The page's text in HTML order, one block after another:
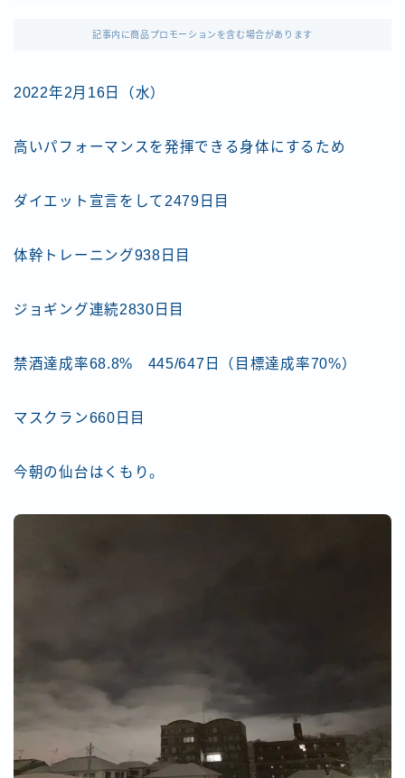
記事内に商品プロモーションを含む場合があります
2022年2月16日（水）
高いパフォーマンスを発揮できる身体にするため
ダイエット宣言をして2479日目
体幹トレーニング938日目
ジョギング連続2830日目
禁酒達成率68.8% 445/647日（目標達成率70%）
マスクラン660日目
今朝の仙台はくもり。